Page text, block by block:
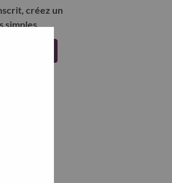
créez un
simples.